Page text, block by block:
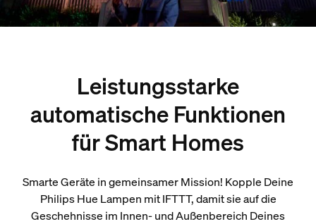
Leistungsstarke
automatische Funktionen
für Smart Homes
Smarte Geräte in gemeinsamer Mission! Kopple Deine
Philips Hue Lampen mit IFTTT, damit sie auf die
Geschehnisse im Innen- und Außenbereich Deines